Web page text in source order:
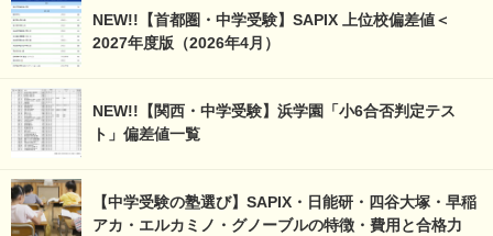
NEW!!【首都圏・中学受験】SAPIX 上位校偏差値＜
2027年度版（2026年4月）
NEW!!【関西・中学受験】浜学園「小6合否判定テス
ト」偏差値一覧
【中学受験の塾選び】SAPIX・日能研・四谷大塚・早稲
アカ・エルカミノ・グノーブルの特徴・費用と合格力